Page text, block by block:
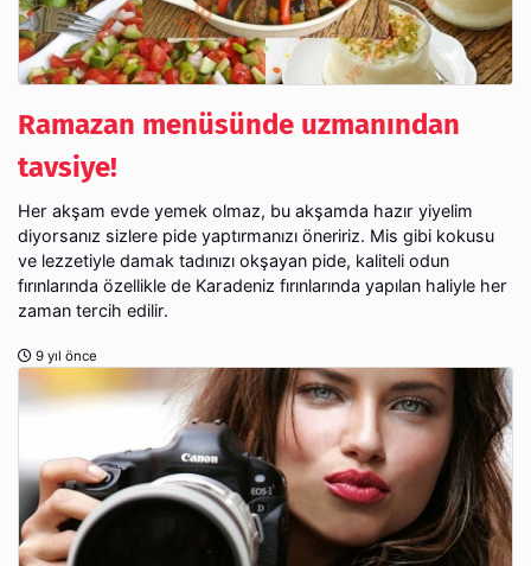
Ramazan menüsünde uzmanından
tavsiye!
Her akşam evde yemek olmaz, bu akşamda hazır yiyelim
diyorsanız sizlere pide yaptırmanızı öneririz. Mis gibi kokusu
ve lezzetiyle damak tadınızı okşayan pide, kaliteli odun
fırınlarında özellikle de Karadeniz fırınlarında yapılan haliyle her
zaman tercih edilir.
9 yıl önce